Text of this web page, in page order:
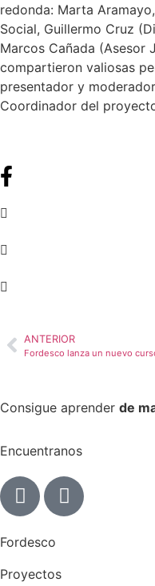
redonda: Marta
Social, Guillermo Cruz
Marcos Cañada (Asesor
compartieron valiosas
presentador y
Coordinador del
ANTERIOR
Consigue aprender de
Encuentranos
Fordesco
Proyectos